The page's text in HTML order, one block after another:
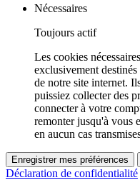
Nécessaires
Toujours actif
Les cookies
exclusivement
de notre site internet.
puissiez collecter des
connecter à votre
remonter jusqu'à vous
en aucun cas
Enregistrer mes préférences
Déclaration de confidentialité